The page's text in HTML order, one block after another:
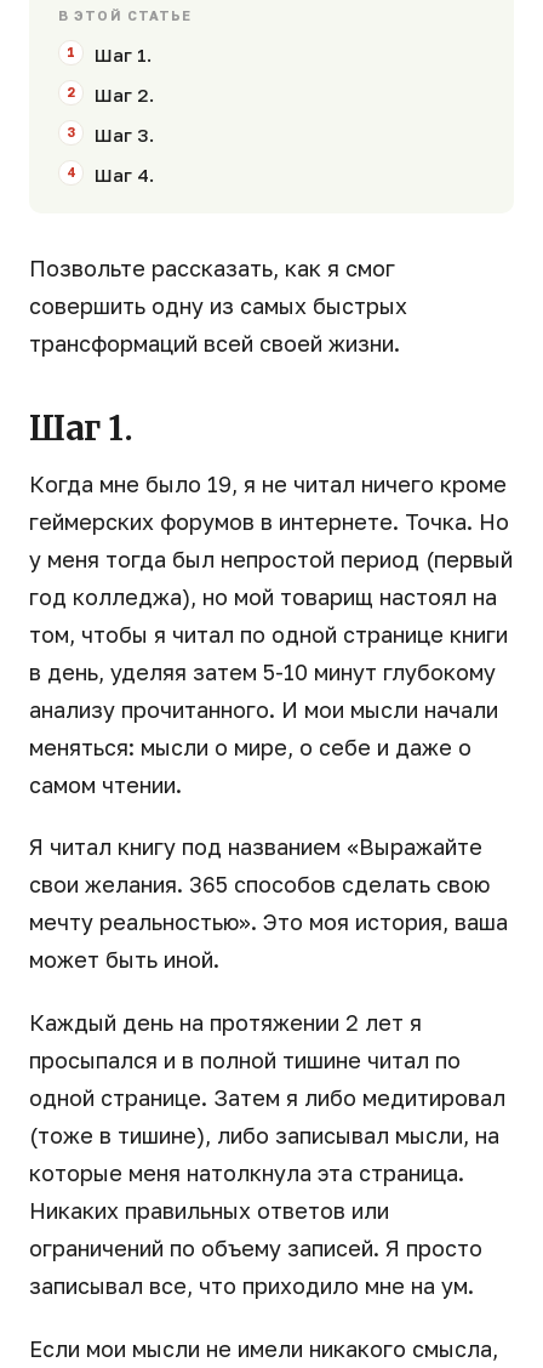
В ЭТОЙ СТАТЬЕ
Шаг 1.
Шаг 2.
Шаг 3.
Шаг 4.
Позвольте рассказать, как я смог
совершить одну из самых быстрых
трансформаций всей своей жизни.
Шаг 1.
Когда мне было 19, я не читал ничего кроме
геймерских форумов в интернете. Точка. Но
у меня тогда был непростой период (первый
год колледжа), но мой товарищ настоял на
том, чтобы я читал по одной странице книги
в день, уделяя затем 5-10 минут глубокому
анализу прочитанного. И мои мысли начали
меняться: мысли о мире, о себе и даже о
самом чтении.
Я читал книгу под названием «Выражайте
свои желания. 365 способов сделать свою
мечту реальностью». Это моя история, ваша
может быть иной.
Каждый день на протяжении 2 лет я
просыпался и в полной тишине читал по
одной странице. Затем я либо медитировал
(тоже в тишине), либо записывал мысли, на
которые меня натолкнула эта страница.
Никаких правильных ответов или
ограничений по объему записей. Я просто
записывал все, что приходило мне на ум.
Если мои мысли не имели никакого смысла,